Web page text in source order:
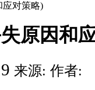
应对策略)
失原因和
来源: 作者: